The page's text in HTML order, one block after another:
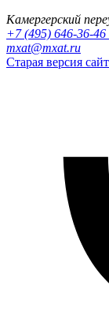
Камергерский
+7 (495) 646-36-46
mxat@mxat.ru
Старая версия